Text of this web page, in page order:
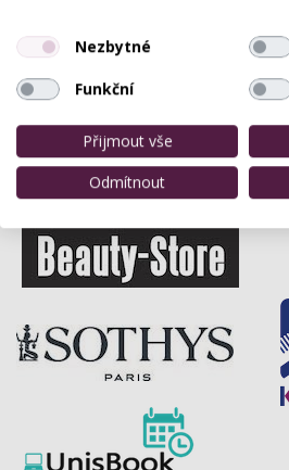
Nezbytné
Funkční
Přijmout vše
Odmítnout